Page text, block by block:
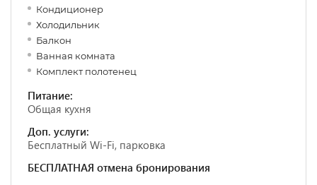
Кондиционер
Холодильник
Балкон
Ванная комната
Комплект полотенец
Питание:
Общая кухня
Доп. услуги:
Бесплатный Wi-Fi, парковка
БЕСПЛАТНАЯ отмена бронирования